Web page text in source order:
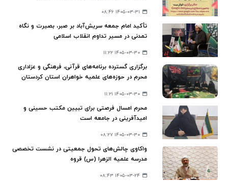
۱۴۰۵-۰۳-۳۱ ۰۸:۴۶
تأکید امام جمعه سریش‌آباد بر صبر، بصیرت و نگاه
تمدنی در مسیر تداوم انقلاب اسلامی
۱۴۰۵-۰۳-۳۰ ۱۱:۲۲
برگزاری گسترده برنامه‌های قرآنی، فرهنگی و عزاداری
محرم در حوزه‌های علمیه خواهران استان کردستان
۱۴۰۵-۰۳-۳۰ ۱۱:۲۱
محرم امسال فرصتی برای تبیین مکتب حسینی و
امیدآفرینی در جامعه است
۱۴۰۵-۰۳-۳۰ ۰۸:۲۷
واکاوی چالش‌های تحول جمعیتی در نشست تخصصی
مدرسه علمیه الزهرا (س) قروه
۱۴۰۵-۰۳-۲۴ ۰۸:۴۳